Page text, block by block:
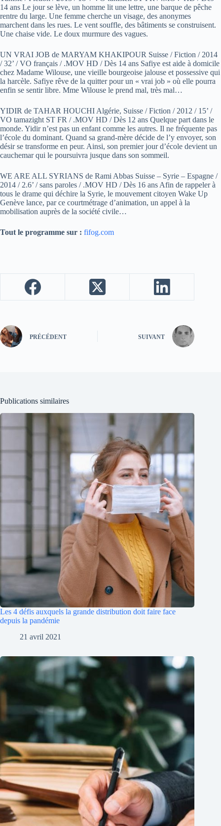
14 ans Le jour se lève, un homme lit une lettre, une barque de pêche
rentre du large. Une femme cherche un visage, des anonymes
marchent dans les rues. Le vent souffle, des bâtiments se construisent.
Une chaise vide. Le doux murmure des vagues.
UN VRAI JOB de MARYAM KHAKIPOUR Suisse / Fiction / 2014
/ 32’ / VO français / .MOV HD / Dès 14 ans Safiye est aide à domicile
chez Madame Wilouse, une vieille bourgeoise jalouse et possessive qui
la harcèle. Safiye rêve de la quitter pour un « vrai job » où elle pourra
enfin se sentir libre. Mme Wilouse le prend mal, très mal…
YIDIR de TAHAR HOUCHI Algérie, Suisse / Fiction / 2012 / 15’ /
VO tamazight ST FR / .MOV HD / Dès 12 ans Quelque part dans le
monde. Yidir n’est pas un enfant comme les autres. Il ne fréquente pas
l’école du dominant. Quand sa grand-mère décide de l’y envoyer, son
désir se transforme en peur. Ainsi, son premier jour d’école devient un
cauchemar qui le poursuivra jusque dans son sommeil.
WE ARE ALL SYRIANS de Rami Abbas Suisse – Syrie – Espagne /
2014 / 2.6’ / sans paroles / .MOV HD / Dès 16 ans Afin de rappeler à
tous le drame qui déchire la Syrie, le mouvement citoyen Wake Up
Genève lance, par ce courtmétrage d’animation, un appel à la
mobilisation auprès de la société civile…
Tout le programme sur : fifog.com
PRÉCÉDENT SUIVANT
Publications similaires
Les 4 défis auxquels la grande distribution doit faire face
depuis la pandémie
21 avril 2021